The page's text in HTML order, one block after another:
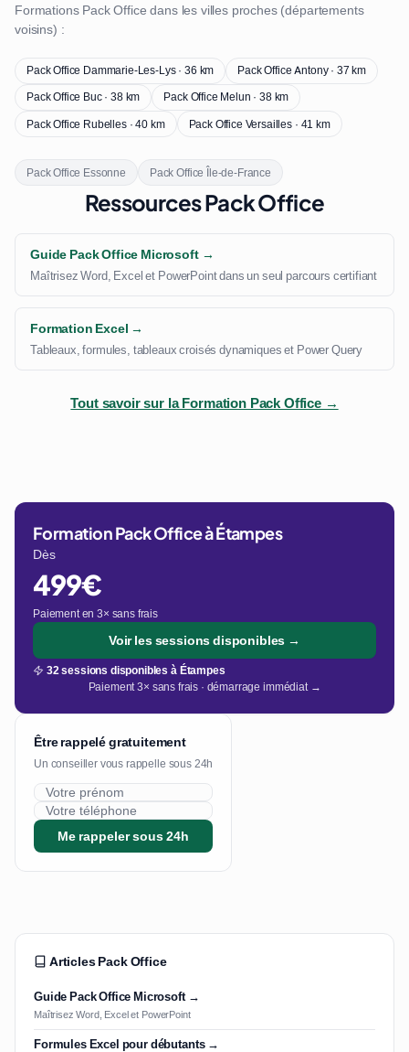
Formations Pack Office dans les villes proches (départements
voisins) :
Pack Office Dammarie-Les-Lys · 36 km
Pack Office Antony · 37 km
Pack Office Buc · 38 km
Pack Office Melun · 38 km
Pack Office Rubelles · 40 km
Pack Office Versailles · 41 km
Pack Office Essonne Pack Office Île-de-France
Ressources Pack Office
Guide Pack Office Microsoft →
Maîtrisez Word, Excel et PowerPoint dans un seul parcours certifiant
Formation Excel →
Tableaux, formules, tableaux croisés dynamiques et Power Query
Tout savoir sur la Formation Pack Office →
Formation Pack Office à Étampes
Dès
499€
Paiement en 3× sans frais
Voir les sessions disponibles →
32 sessions disponibles à Étampes
Paiement 3× sans frais · démarrage immédiat →
Être rappelé gratuitement
Un conseiller vous rappelle sous 24h
Me rappeler sous 24h
Articles Pack Office
Guide Pack Office Microsoft →
Maîtrisez Word, Excel et PowerPoint
Formules Excel pour débutants →